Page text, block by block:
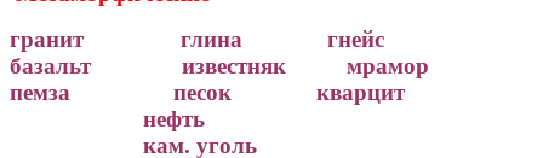
гранит глина гнейс
базальт известняк мрамор
пемза песок кварцит
нефть
кам. уголь